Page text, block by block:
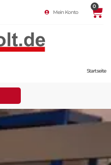
Mein Konto
0
Startseite